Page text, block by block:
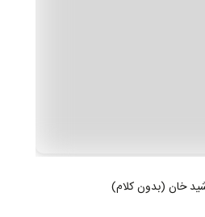
خان (بدون کلام)